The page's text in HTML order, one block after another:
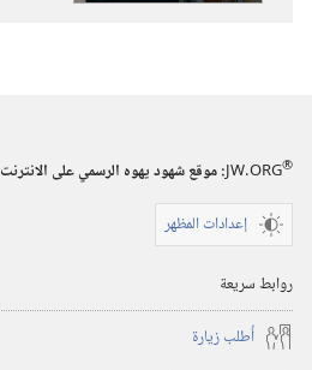
JW.ORG®
:‏ موقع شهود يهوه الرسمي على الانترنت
إعدادات المظهر
روابط سريعة
أُطلب زيارة